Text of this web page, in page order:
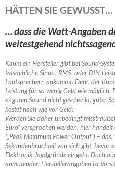
HÄTTEN SIE GEWUSST…
… dass die Watt-Angaben
weitestgehend
Kaum ein Hersteller gibt bei Sound-
tatsächliche Sinus-, RMS- oder DIN-
Lautsprechern ankommt. Denn der
Leistung für so wenig Geld wie
es guten Sound nicht geschenkt, guter
kostet nach wie vor Geld!
Werden Sie daher unbedingt
Euro“ versprochen werden, hier handelt
(„Peak Maximum Power Output“) –
Sekundenbruchteil von sich gibt, bevor
Elektronik-Jagdgründe eingeht. Doch
anmutenden Herstellerangaben ist